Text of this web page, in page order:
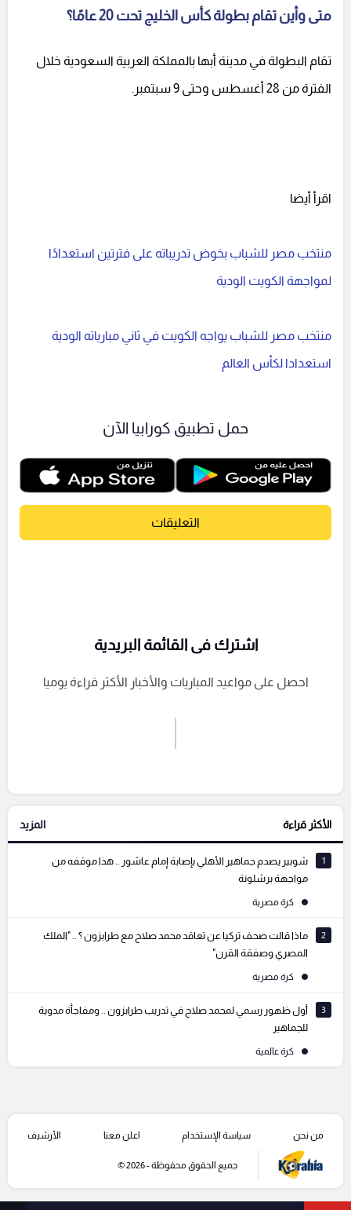
متى وأين تقام بطولة كأس الخليج تحت 20 عامًا؟
تقام البطولة في مدينة أبها بالمملكة العربية السعودية خلال
الفترة من 28 أغسطس وحتى 9 سبتمبر.
اقرأ أيضا
منتخب مصر للشباب بخوض تدريباته على فترتين استعدادًا
لمواجهة الكويت الودية
منتخب مصر للشباب يواجه الكويت في ثاني مبارياته الودية
استعدادا لكأس العالم
حمل تطبيق كورابيا الآن
التعليقات
إرسال تعليق
التعليقات السابقة
اشترك فى القائمة البريدية
احصل على مواعيد المباريات والأخبار الأكثر قراءة يوميا
الأكثر قراءة المزيد
1
شوبير يصدم جماهير الأهلي بإصابة إمام عاشور .. هذا موقفه من
مواجهة برشلونة
كرة مصرية
2
ماذا قالت صحف تركيا عن تعاقد محمد صلاح مع طرابزون ؟ .. "الملك
المصري وصفقة القرن"
كرة مصرية
3
أول ظهور رسمي لمحمد صلاح في تدريب طرابزون .. ومفاجأة مدوية
للجماهير
كرة عالمية
من نحن سياسة الإستخدام اعلن معنا الأرشيف
جميع الحقوق محفوظة - 2026 ©